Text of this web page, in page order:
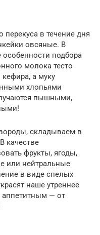
в течение дня
овсяные. В
подбора
молока тесто
а муку
хлопьями
пышными,
складываем в
качестве
фрукты, ягоды,
или нейтральные
в виде спелых
наше утреннее
аппетитным — от